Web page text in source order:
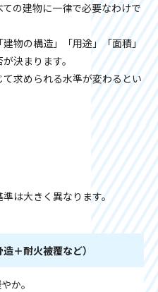
の建物に一律で必要なわけで
物の構造」「用途」「面積」
決まります。
求められる水準が変わるとい
は大きく異なります。
＋耐火被覆など）
か。